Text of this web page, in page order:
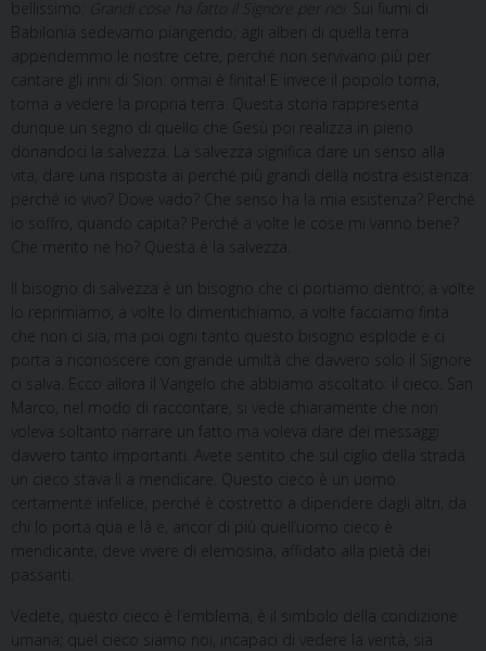
bellissimo:
Grandi cose ha fatto il Signore per noi
. Sui fiumi di
Babilonia sedevamo piangendo; agli alberi di quella terra
appendemmo le nostre cetre, perché non servivano più per
cantare gli inni di Sion: ormai è finita! E invece il popolo torna,
torna a vedere la propria terra. Questa storia rappresenta
dunque un segno di quello che Gesù poi realizza in pieno
donandoci la salvezza. La salvezza significa dare un senso alla
vita, dare una risposta ai perché più grandi della nostra esistenza:
perché io vivo? Dove vado? Che senso ha la mia esistenza? Perché
io soffro, quando capita? Perché a volte le cose mi vanno bene?
Che merito ne ho? Questa è la salvezza.
Il bisogno di salvezza è un bisogno che ci portiamo dentro; a volte
lo reprimiamo, a volte lo dimentichiamo, a volte facciamo finta
che non ci sia, ma poi ogni tanto questo bisogno esplode e ci
porta a riconoscere con grande umiltà che davvero solo il Signore
ci salva. Ecco allora il Vangelo che abbiamo ascoltato: il cieco. San
Marco, nel modo di raccontare, si vede chiaramente che non
voleva soltanto narrare un fatto ma voleva dare dei messaggi
davvero tanto importanti. Avete sentito che sul ciglio della strada
un cieco stava lì a mendicare. Questo cieco è un uomo
certamente infelice, perché è costretto a dipendere dagli altri, da
chi lo porta qua e là e, ancor di più quell’uomo cieco è
mendicante, deve vivere di elemosina, affidato alla pietà dei
passanti.
Vedete, questo cieco è l’emblema, è il simbolo della condizione
umana; quel cieco siamo noi, incapaci di vedere la verità, sia